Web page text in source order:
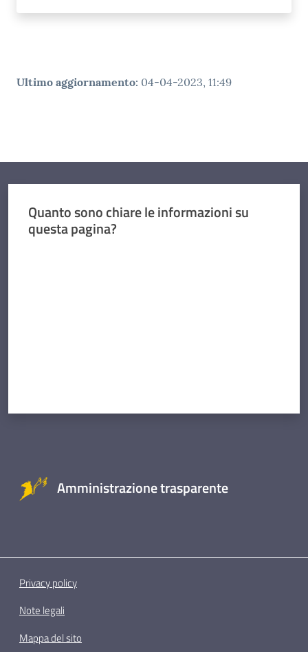
Ultimo aggiornamento: 04-04-2023, 11:49
Quanto sono chiare le informazioni su
questa pagina?
Amministrazione trasparente
Privacy policy
Note legali
Mappa del sito